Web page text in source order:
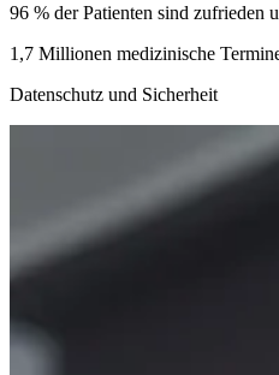
96 % der Patienten sind zufrieden
1,7 Millionen medizinische
Datenschutz und Sicherheit